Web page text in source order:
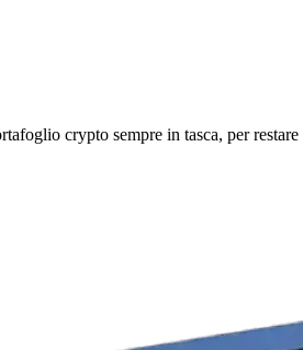
crypto sempre in tasca, per